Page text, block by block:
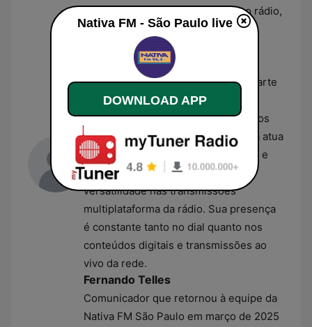
emissora. Além de sua atuação no rádio,
possui histórico como roteirista e
jornalista especializado em música.
Day Quarenta
Apresentadora e locutora que faz parte
do time de talentos da Nativa FM,
participando de programas dinâmicos
comoA Nativa Entrou No Grupo
. Ela atua
na mediação de quadros interativos e
entrevistas, destacando-se pela
versatilidade nas transmissões
multiplataforma da rádio. Sua presença
é constante tanto no dial quanto nos
conteúdos digitais e transmissões ao
vivo da rede.
Fernando Telles
Comunicador que retornou à equipe da
Nativa FM São Paulo em março de 2025
Nativa FM - São Paulo live
DOWNLOAD APP